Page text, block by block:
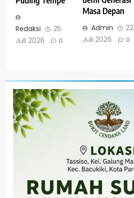
Redaksi
25
Juli 2026
0
Masa Depan
Admin
22
Juli 2026
0